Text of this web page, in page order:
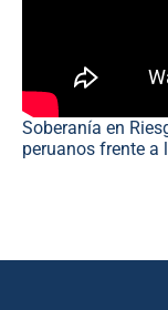
Soberanía en
peruanos frente a